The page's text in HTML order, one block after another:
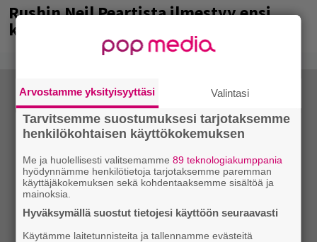
Rushin Neil Peartista ilmestyy ensi
kuussa dokumentti
Arvostamme yksityisyyttäsi Valintasi
Tarvitsemme suostumuksesi tarjotaksemme
henkilökohtaisen käyttökokemuksen
Me ja huolellisesti valitsemamme89 teknologiakumppania
hyödynnämme henkilötietoja tarjotaksemme paremman
käyttäjäkokemuksen sekä kohdentaaksemme sisältöä ja
mainoksia.
Hyväksymällä suostut tietojesi käyttöön seuraavasti
Käytämme laitetunnisteita ja tallennamme evästeitä